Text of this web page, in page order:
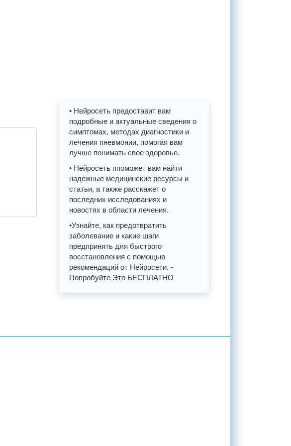
• Нейросеть предоставит вам
подробные и актуальные сведения о
симптомах, методах диагностики и
лечения пневмонии, помогая вам
лучше понимать свое здоровье.
• Нейросеть ппоможет вам найти
надежные медицинские ресурсы и
статьи, а также расскажет о
последних исследованиях и
новостях в области лечения.
•Узнайте, как предотвратить
заболевание и какие шаги
предпринять для быстрого
восстановления с помощью
рекомендаций от Нейросети. -
Попробуйте Это БЕСПЛАТНО